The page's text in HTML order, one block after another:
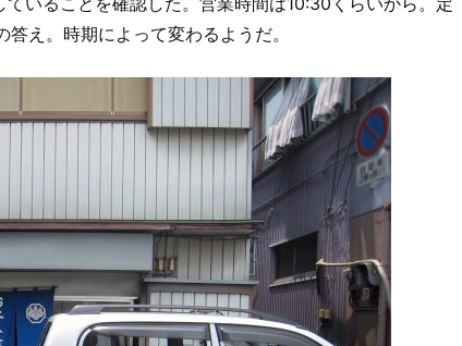
え。時期によって変わるようだ。